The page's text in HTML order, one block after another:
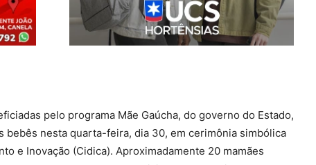
pelo programa Mãe Gaúcha, do governo do Estado,
bebês nesta quarta-feira, dia 30, em cerimônia simbólica
e Inovação (Cidica). Aproximadamente 20 mamães